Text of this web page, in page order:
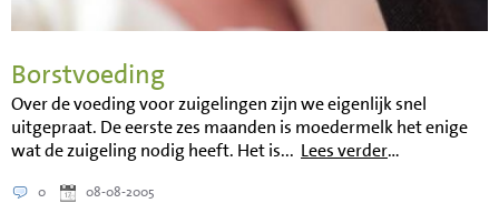
Borstvoeding
Over de voeding voor zuigelingen zijn we eigenlijk snel
uitgepraat. De eerste zes maanden is moedermelk het enige
wat de zuigeling nodig heeft. Het is... Lees verder…
0 08-08-2005